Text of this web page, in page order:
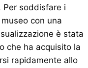
Per soddisfare i
con una
è stata
che ha acquisito la
rapidamente allo